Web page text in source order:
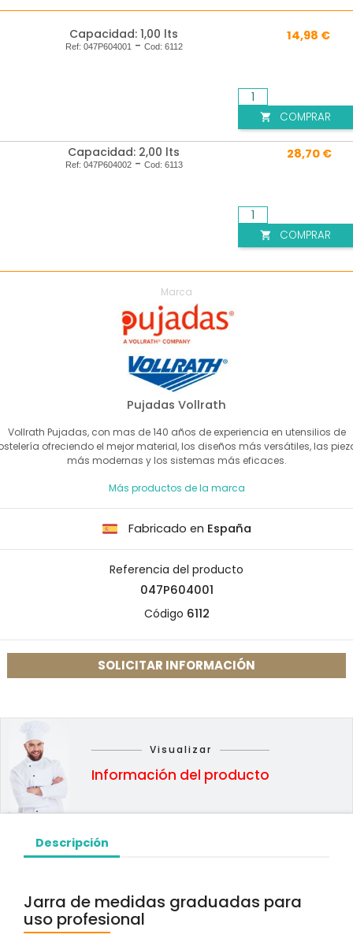
Marca
Pujadas Vollrath
Vollrath Pujadas, con mas de 140 años de experiencia en utensilios de
ofreciendo el mejor material, los diseños más versátiles, las
más modernas y los sistemas más eficaces.
Más productos de la marca
Fabricado en España
Referencia del producto
047P604001
Código 6112
SOLICITAR INFORMACIÓN
Capacidad: 1,00 lts
Ref: 047P604001- Cod: 6112
14,98 €
 COMPRAR
Capacidad: 2,00 lts
Ref: 047P604002- Cod: 6113
28,70 €
 COMPRAR
Visualizar
Información del producto
Descripción
Jarra de medidas graduadas para
uso profesional